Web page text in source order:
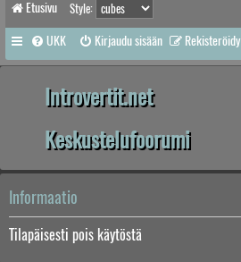
Etusivu Style:
UKK Kirjaudu sisään Rekisteröidy
Introvertit.net
Keskustelufoorumi
Informaatio
Tilapäisesti pois käytöstä